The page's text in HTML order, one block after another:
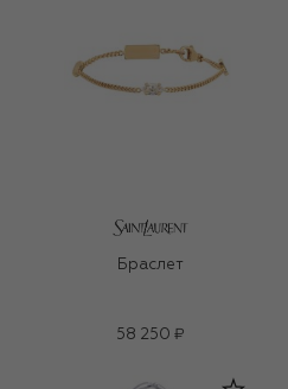
Браслет
58 250 ₽